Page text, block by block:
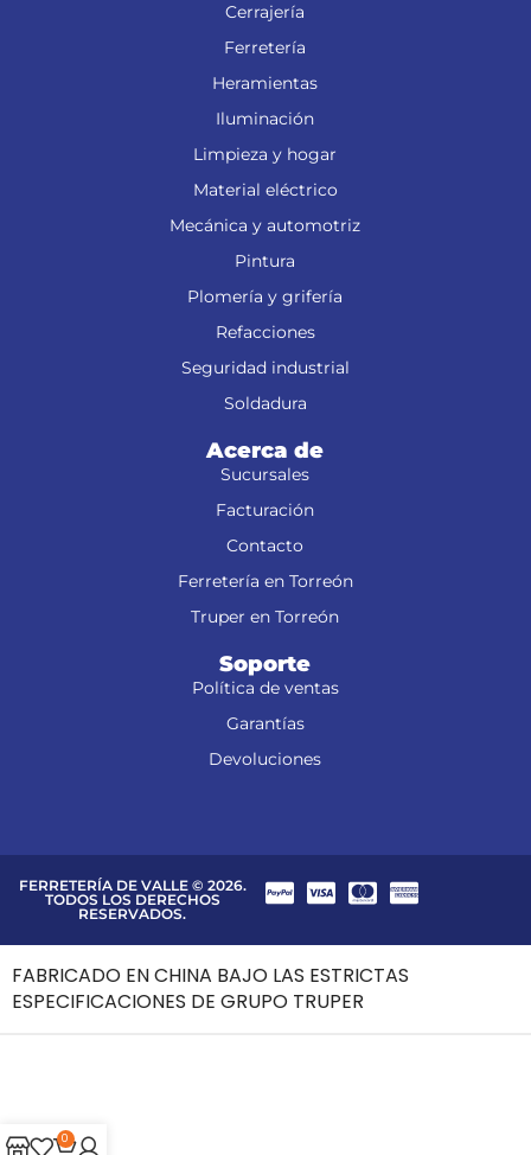
Cerrajería
Ferretería
Heramientas
Iluminación
Limpieza y hogar
Material eléctrico
Mecánica y automotriz
Pintura
Plomería y grifería
Refacciones
Seguridad industrial
Soldadura
Acerca de
Sucursales
Facturación
Contacto
Ferretería en Torreón
Truper en Torreón
Soporte
Política de ventas
Garantías
Devoluciones
FERRETERÍA DE VALLE © 2026.
TODOS LOS DERECHOS
RESERVADOS.
0
FABRICADO EN CHINA BAJO LAS ESTRICTAS
ESPECIFICACIONES DE GRUPO TRUPER